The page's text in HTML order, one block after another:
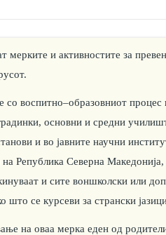
мерките и активностите за
со воспитно–образовниот процес
основни и средни
и во јавните научни
на Република Северна
и сите воншколски или
што се курсеви за странски
на оваа мерка еден од